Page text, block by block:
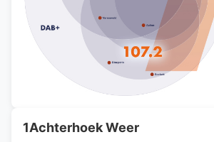
1Achterhoek Weer